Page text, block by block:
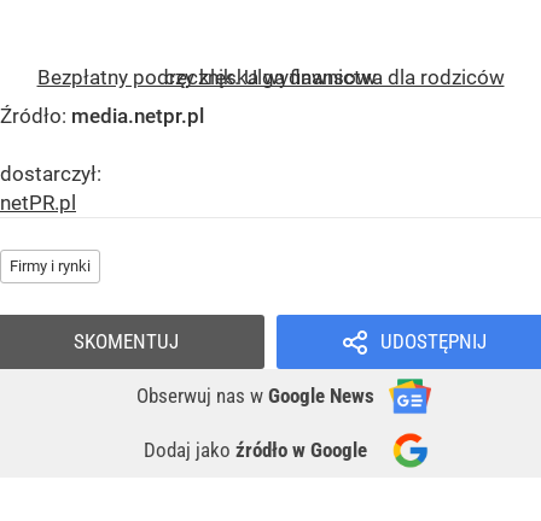
Bezpłatny podręcznik. Ulga finansowa dla rodziców czy klęska wydawnictw
Źródło: media.netpr.pl
dostarczył:
netPR.pl
Firmy i rynki
UDOSTĘPNIJ
Obserwuj nas w Google News
Dodaj jako źródło w Google
SKOMENTUJ